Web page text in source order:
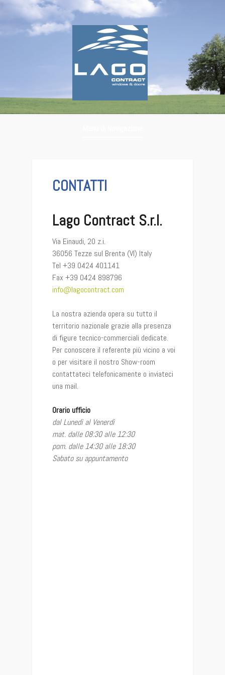
CONTATTI
Lago Contract S.r.l.
Via Einaudi, 20 z.i.
36056 Tezze sul Brenta (VI) Italy
Tel +39 0424 401141
Fax +39 0424 898796
info@lagocontract.com
La nostra azienda opera su tutto il
territorio nazionale grazie alla presenza
di figure tecnico-commerciali dedicate.
Per conoscere il referente più vicino a voi
o per visitare il nostro Show-room
contattateci telefonicamente o inviateci
una mail.
Orario ufficio
dal Lunedì al Venerdì
mat. dalle 08:30 alle 12:30
pom. dalle 14:30 alle 18:30
Sabato su appuntamento